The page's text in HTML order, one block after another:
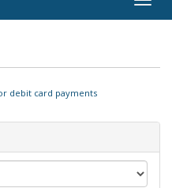
debit card payments